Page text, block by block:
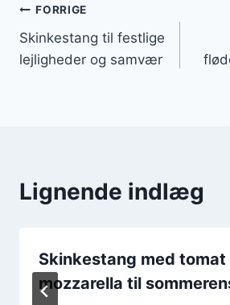
Indlægsnavigation
FORRIGE
Skinkestang til festlige
lejligheder og samvær
Lignende indlæg
Skinkestang med tomat
mozzarella til